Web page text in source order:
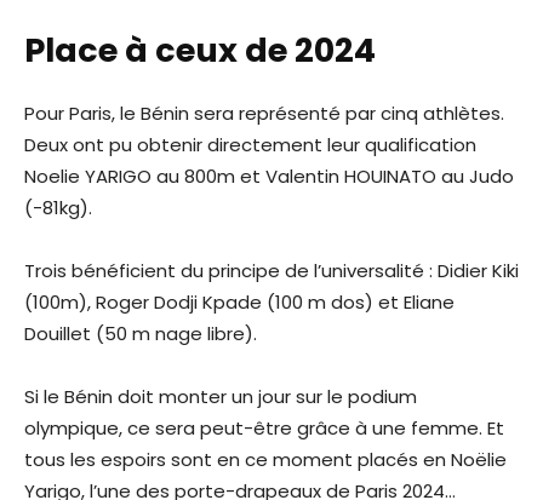
Place à ceux de 2024
Pour Paris, le Bénin sera représenté par cinq athlètes.
Deux ont pu obtenir directement leur qualification
Noelie YARIGO au 800m et Valentin HOUINATO au Judo
(-81kg).
Trois bénéficient du principe de l’universalité : Didier Kiki
(100m), Roger Dodji Kpade (100 m dos) et Eliane
Douillet (50 m nage libre).
Si le Bénin doit monter un jour sur le podium
olympique, ce sera peut-être grâce à une femme. Et
tous les espoirs sont en ce moment placés en Noëlie
Yarigo, l’une des porte-drapeaux de Paris 2024…